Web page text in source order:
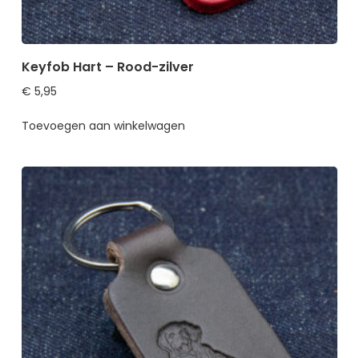
Keyfob Hart – Rood-zilver
€ 5,95
Toevoegen aan winkelwagen